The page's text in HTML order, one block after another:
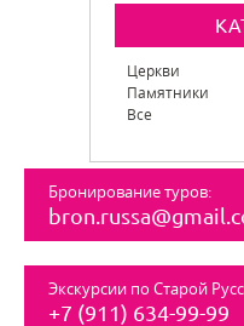
Церкви
Памятники
Все
Бронирование туров:
Экскурсии по Старой
+7 (911) 634-99-99